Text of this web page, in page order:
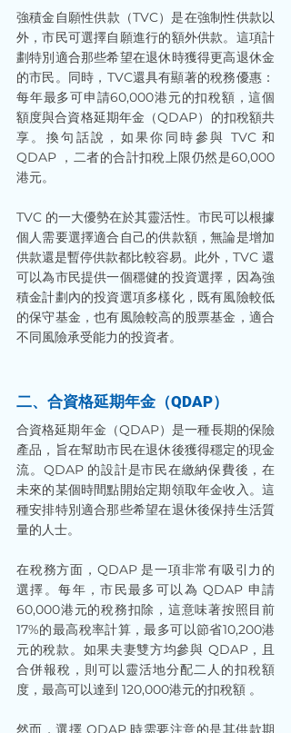
強積金自願性供款（TVC）是在強制性供款以
外，市民可選擇自願進行的額外供款。這項計
劃特別適合那些希望在退休時獲得更高退休金
的市民。同時，TVC還具有顯著的稅務優惠：
每年最多可申請60,000港元的扣稅額，這個
額度與合資格延期年金（QDAP）的扣稅額共
享。換句話說，如果你同時參與 TVC 和
QDAP ，二者的合計扣稅上限仍然是60,000
港元。
TVC 的一大優勢在於其靈活性。市民可以根據
個人需要選擇適合自己的供款額，無論是增加
供款還是暫停供款都比較容易。此外，TVC 還
可以為市民提供一個穩健的投資選擇，因為強
積金計劃內的投資選項多樣化，既有風險較低
的保守基金，也有風險較高的股票基金，適合
不同風險承受能力的投資者。
二、合資格延期年金（QDAP）
合資格延期年金（QDAP）是一種長期的保險
產品，旨在幫助市民在退休後獲得穩定的現金
流。QDAP 的設計是市民在繳納保費後，在
未來的某個時間點開始定期領取年金收入。這
種安排特別適合那些希望在退休後保持生活質
量的人士。
在稅務方面，QDAP 是一項非常有吸引力的
選擇。每年，市民最多可以為 QDAP 申請
60,000港元的稅務扣除，這意味著按照目前
17%的最高稅率計算，最多可以節省10,200港
元的稅款。如果夫妻雙方均參與 QDAP，且
合併報稅，則可以靈活地分配二人的扣稅額
度，最高可以達到 120,000港元的扣稅額 。